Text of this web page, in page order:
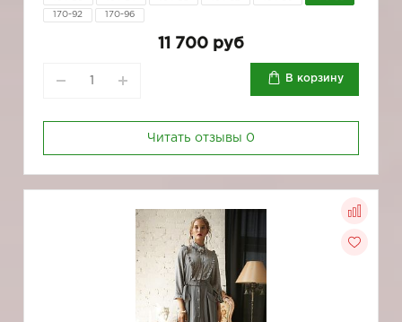
170-92 170-96
11 700 руб
В корзину
Читать отзывы 0